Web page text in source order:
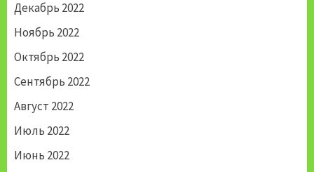
Декабрь 2022
Ноябрь 2022
Октябрь 2022
Сентябрь 2022
Август 2022
Июль 2022
Июнь 2022